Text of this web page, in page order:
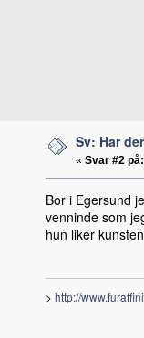
Sv: Har
« Svar #2 på:
Bor i Egersund
venninde som
hun liker
> http://